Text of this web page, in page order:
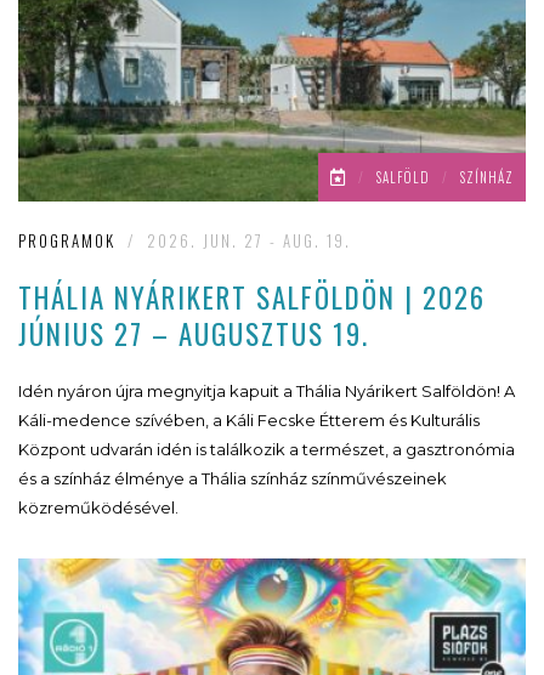
/ SALFÖLD / SZÍNHÁZ
PROGRAMOK / 2026. JUN. 27 - AUG. 19.
THÁLIA NYÁRIKERT SALFÖLDÖN | 2026
JÚNIUS 27 – AUGUSZTUS 19.
Idén nyáron újra megnyitja kapuit a Thália Nyárikert Salföldön! A
Káli-medence szívében, a Káli Fecske Étterem és Kulturális
Központ udvarán idén is találkozik a természet, a gasztronómia
és a színház élménye a Thália színház színművészeinek
közreműködésével.